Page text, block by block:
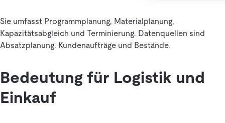
Sie umfasst Programmplanung, Materialplanung,
Kapazitätsabgleich und Terminierung. Datenquellen sind
Absatzplanung, Kundenaufträge und Bestände.
Bedeutung für Logistik und
Einkauf